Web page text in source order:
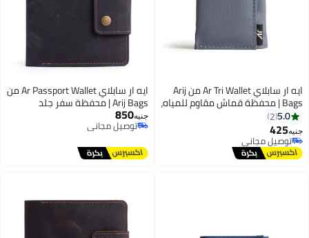
5
ايه ار سابلاي Ar Tri Wallet من Arij
Bags | محفظة قماش مقاوم للمياه،
تصميم ثلاثي الطي، 7 جيوب للكروت،
عملي للاستخدام اليومي (رمادي)
5.0
2
جنيه425
توصيل مجاني
توصيل مجاني
2
ايه ار سابلاي Ar Passport Wallet من
Arij Bags | محفظة سفر جلد
طبيعي، جيب باسبور، أماكن للكروت
والتذاكر (أسود)
جنيه850
توصيل مجاني
توصيل مجاني